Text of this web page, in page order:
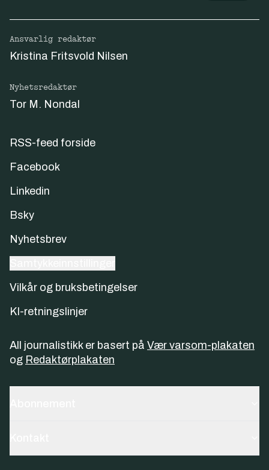
Ansvarlig redaktør
Kristina Fritsvold Nilsen
Nyhetsredaktør
Tor M. Nondal
RSS-feed forside
Facebook
Linkedin
Bsky
Nyhetsbrev
Vilkår og bruksbetingelser
KI-retningslinjer
All journalistikk er basert på Vær varsom-plakaten
og Redaktørplakaten